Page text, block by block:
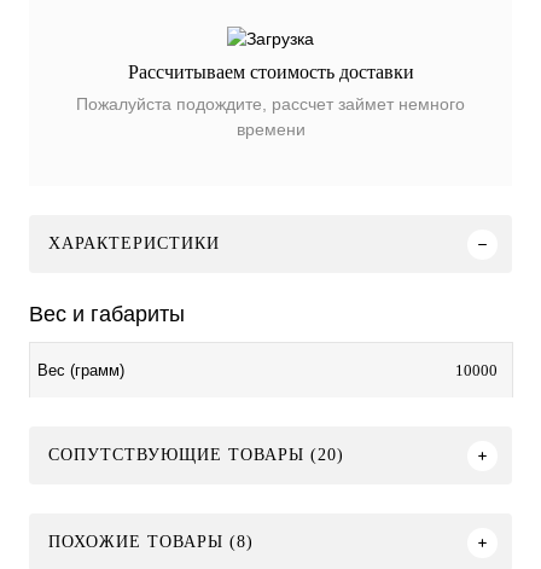
Рассчитываем стоимость доставки
Пожалуйста подождите, рассчет займет немного
времени
ХАРАКТЕРИСТИКИ
Вес и габариты
Вес (грамм) 10000
СОПУТСТВУЮЩИЕ ТОВАРЫ (20)
ПОХОЖИЕ ТОВАРЫ (8)